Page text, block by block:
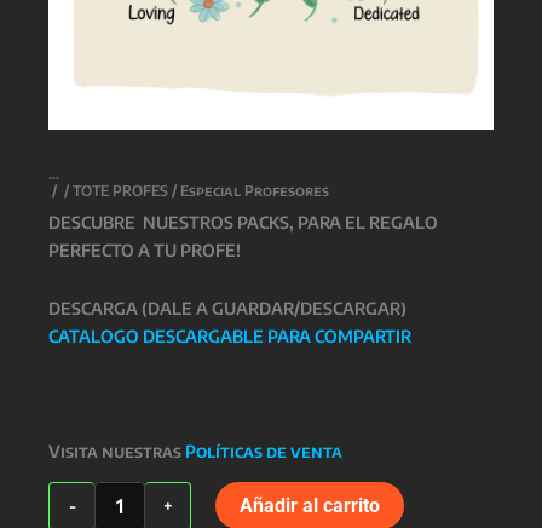
/ / TOTE PROFES / Especial Profesores
DESCUBRE NUESTROS PACKS, PARA EL REGALO
PERFECTO A TU PROFE!
DESCARGA (DALE A GUARDAR/DESCARGAR)
CATALOGO DESCARGABLE PARA COMPARTIR
Visita nuestras Políticas de venta
-
Especial
Profesores
+ Añadir al carrito